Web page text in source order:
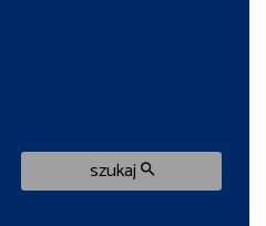
szukaj